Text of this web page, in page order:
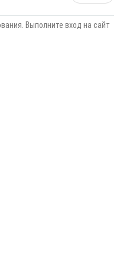
Выполните вход на сайт